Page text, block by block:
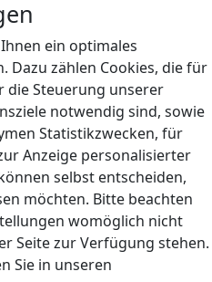
ein optimales
Dazu zählen Cookies, die für
die Steuerung unserer
notwendig sind, sowie
Statistikzwecken, für
Anzeige personalisierter
selbst entscheiden,
möchten. Bitte beachten
womöglich nicht
Seite zur Verfügung stehen.
Sie in unseren